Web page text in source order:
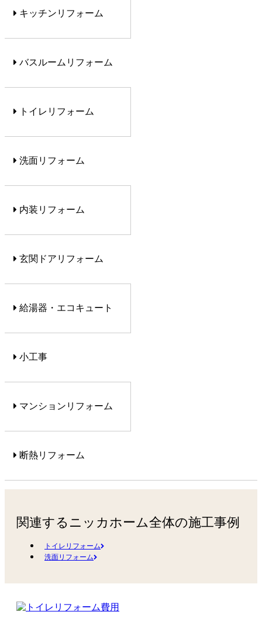
キッチンリフォーム
バスルームリフォーム
トイレリフォーム
洗面リフォーム
内装リフォーム
玄関ドアリフォーム
給湯器・エコキュート
小工事
マンションリフォーム
断熱リフォーム
関連するニッカホーム全体の施工事例
トイレリフォーム
洗面リフォーム